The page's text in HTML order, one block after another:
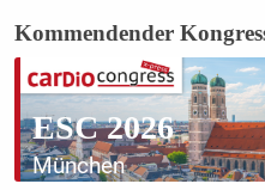
Kommendender
ESC 2026
München